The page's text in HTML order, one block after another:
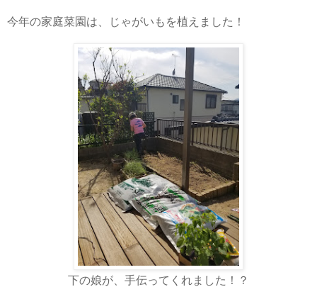
今年の家庭菜園は、じゃがいもを植えました！
下の娘が、手伝ってくれました！？